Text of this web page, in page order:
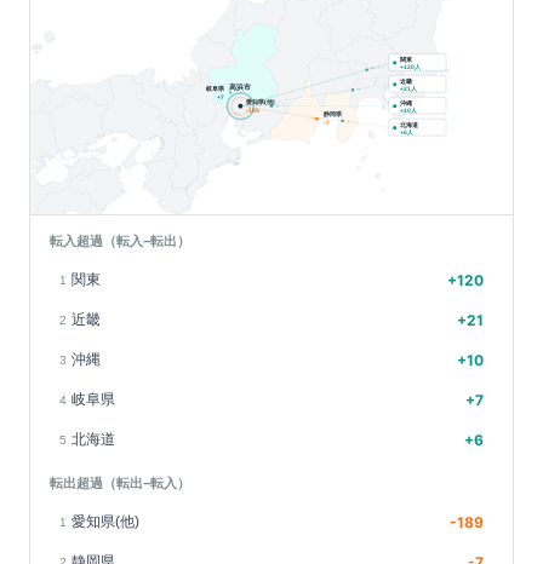
岐阜県
+7
静岡県
-7
愛知県(他)
-189
高浜市
関東
+120人
近畿
+21人
沖縄
+10人
北海道
+6人
転入超過（転入−転出）
1 関東 +120
2 近畿 +21
3 沖縄 +10
4 岐阜県 +7
5 北海道 +6
転出超過（転出−転入）
1 愛知県(他) -189